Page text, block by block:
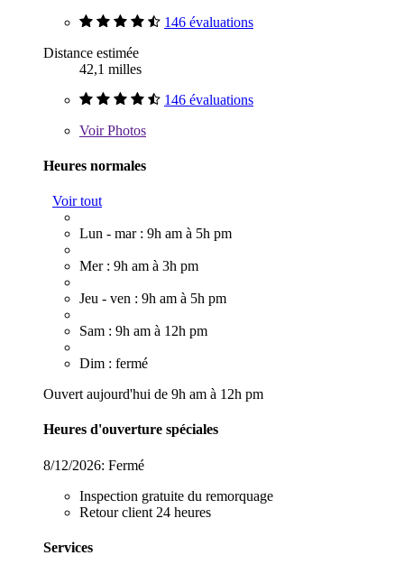
146 évaluations
Distance estimée
42,1 milles
146 évaluations
VoirPhotos
Heures normales
Voir tout
Lun - mar : 9h am à 5h pm
Mer : 9h am à 3h pm
Jeu - ven : 9h am à 5h pm
Sam : 9h am à 12h pm
Dim : fermé
Ouvert aujourd'hui de 9h am à 12h pm
Heures d'ouverture spéciales
8/12/2026: Fermé
Inspection gratuite du remorquage
Retour client 24 heures
Services